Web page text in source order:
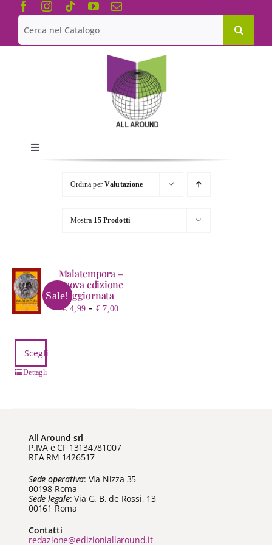
Salta
contenuto
Cerca
per:
Toggle
Navigation
Chi siamo
Le Collane
Ordina perValutazione
Mostra 15 Prodotti
Sale!
Malatempora –
nuova edizione
aggiornata
€4,99 - € 7,00Fascia
Scegli
possono
essere
nella
pagina
del
prodotto
Dettagli
All Around srl
P.IVA e CF 13134781007
REA RM 1426517
Sede operativa: Via Nizza 35
00198 Roma
Sede legale: Via G. B. de Rossi, 13
00161 Roma
Contatti
redazione@edizioniallaround.it